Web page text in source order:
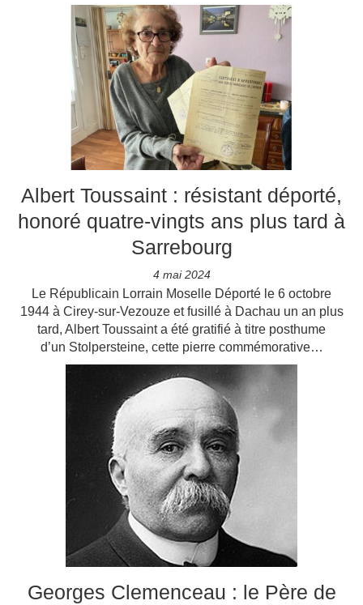
Albert Toussaint : résistant déporté,
honoré quatre-vingts ans plus tard à
Sarrebourg
4 mai 2024
Le Républicain Lorrain Moselle Déporté le 6 octobre
1944 à Cirey-sur-Vezouze et fusillé à Dachau un an plus
tard, Albert Toussaint a été gratifié à titre posthume
d’un Stolpersteine, cette pierre commémorative…
Georges Clemenceau : le Père de